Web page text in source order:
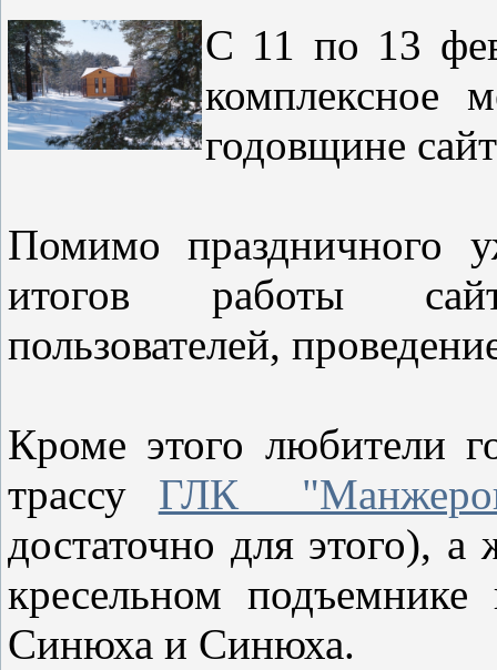
С 11 по 13
комплексное
годовщине
Помимо праздничного
итогов работы
пользователей,
Кроме этого любители
трассу ГЛК
достаточно для этого),
кресельном
Синюха и Синюха.